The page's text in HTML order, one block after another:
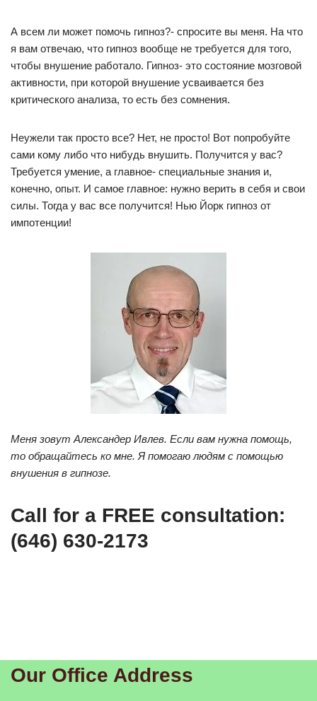
А всем ли может помочь гипноз?- спросите вы меня. На что
я вам отвечаю, что гипноз вообще не требуется для того,
чтобы внушение работало. Гипноз- это состояние мозговой
активности, при которой внушение усваивается без
критического анализа, то есть без сомнения.
Неужели так просто все? Нет, не просто! Вот попробуйте
сами кому либо что нибудь внушить. Получится у вас?
Требуется умение, а главное- специальные знания и,
конечно, опыт. И самое главное: нужно верить в себя и свои
силы. Тогда у вас все получится! Нью Йорк гипноз от
импотенции!
Меня зовут Александер Ивлев. Если вам нужна помощь,
то обращайтесь ко мне. Я помогаю людям с помощью
внушения в гипнозе.
Call for a FREE consultation:
(646) 630-2173
Our Office Address